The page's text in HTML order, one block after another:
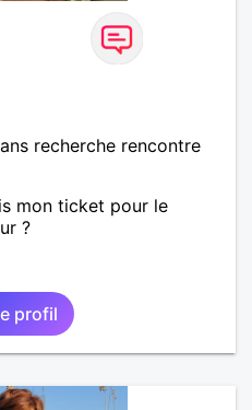
recherche rencontre
mon ticket pour le
?
profil